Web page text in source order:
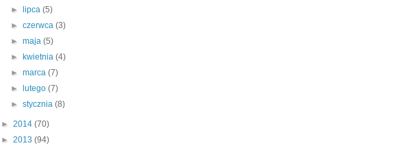
►
lipca(5)
►czerwca(3)
►maja(5)
►
kwietnia(4)
►marca(7)
►
lutego(7)
►stycznia(8)
► 2014 (70)
► 2013 (94)